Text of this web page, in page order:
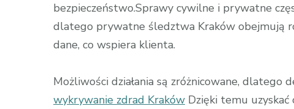
bezpieczeństwo.Sprawy cywilne i prywatne
dlatego prywatne śledztwa Kraków obejmują
dane, co wspiera klienta.
Możliwości działania są zróżnicowane,
wykrywanie zdrad Kraków Dzięki temu